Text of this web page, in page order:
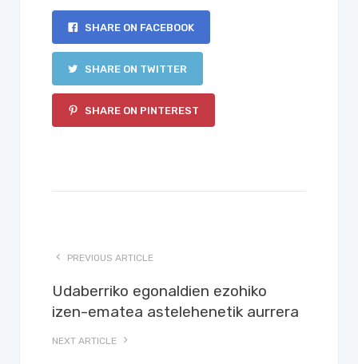
SHARE ON FACEBOOK
SHARE ON TWITTER
SHARE ON PINTEREST
PREVIOUS ARTICLE
Udaberriko egonaldien ezohiko
izen-ematea astelehenetik aurrera
NEXT ARTICLE